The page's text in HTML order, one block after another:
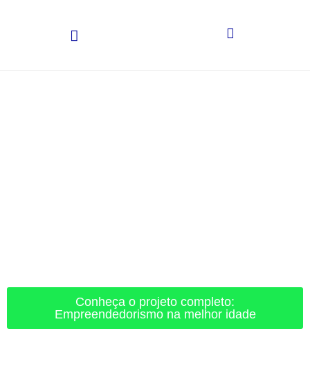
Conheça o projeto completo:
Empreendedorismo na melhor idade